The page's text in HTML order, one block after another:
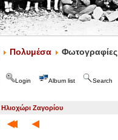
Πολυμέσα Φωτογραφίες
Login Album list Search
Ηλιοχώρι Ζαγορίου